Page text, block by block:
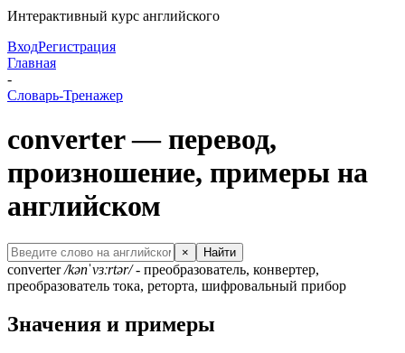
Интерактивный курс английского
ВходРегистрация
Главная
-
Словарь-Тренажер
converter — перевод,
произношение, примеры на
английском
× Найти
converter /kənˈvɜːrtər/- преобразователь, конвертер,
преобразователь тока, реторта, шифровальный прибор
Значения и примеры